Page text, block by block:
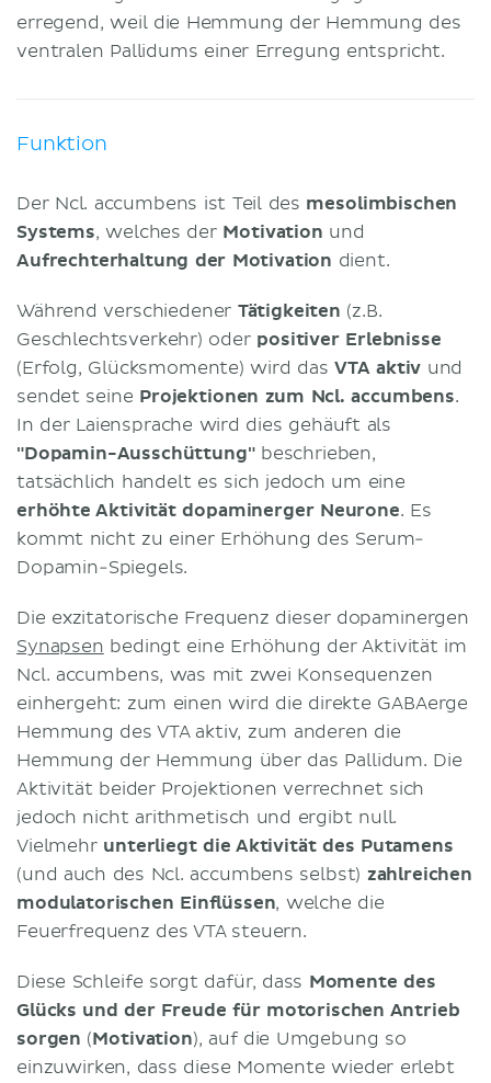
erregend, weil die Hemmung der Hemmung des
ventralen Pallidums einer Erregung entspricht.
Funktion
Der Ncl. accumbens ist Teil des mesolimbischen
Systems, welches der Motivation und
Aufrechterhaltung der Motivation dient.
Während verschiedener Tätigkeiten (z.B.
Geschlechtsverkehr) oder positiver Erlebnisse
(Erfolg, Glücksmomente) wird dasVTA aktiv und
sendet seine Projektionen zum Ncl. accumbens.
In der Laiensprache wird dies gehäuft als
"Dopamin-Ausschüttung"beschrieben,
tatsächlich handelt es sich jedoch um eine
erhöhte Aktivität dopaminerger Neurone. Es
kommt nicht zu einer Erhöhung des Serum-
Dopamin-Spiegels.
Die exzitatorische Frequenz dieser dopaminergen
Synapsen bedingt eine Erhöhung der Aktivität im
Ncl. accumbens, was mit zwei Konsequenzen
einhergeht: zum einen wird die direkte GABAerge
Hemmung des VTA aktiv, zum anderen die
Hemmung der Hemmung über das Pallidum. Die
Aktivität beider Projektionen verrechnet sich
jedoch nicht arithmetisch und ergibt null.
Vielmehr unterliegt die Aktivität des Putamens
(und auch des Ncl. accumbens selbst) zahlreichen
modulatorischen Einflüssen, welche die
Feuerfrequenz des VTA steuern.
Diese Schleife sorgt dafür, dass Momente des
Glücks und der Freude für motorischen Antrieb
sorgen (Motivation), auf die Umgebung so
einzuwirken, dass diese Momente wieder erlebt